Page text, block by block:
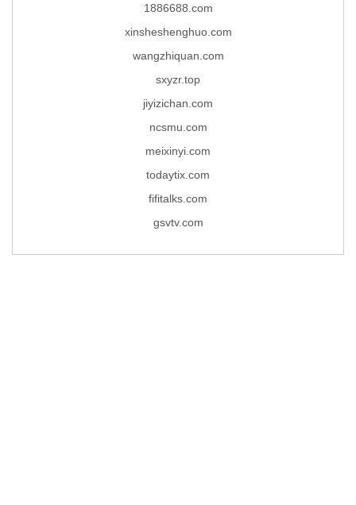
1886688.com
xinsheshenghuo.com
wangzhiquan.com
sxyzr.top
jiyizichan.com
ncsmu.com
meixinyi.com
todaytix.com
fifitalks.com
gsvtv.com